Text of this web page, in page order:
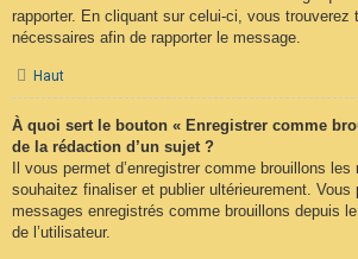
rapporter. En cliquant sur celui-ci, vous trouverez
nécessaires afin de rapporter le message.
Haut
À quoi sert le bouton « Enregistrer comme
de la rédaction d’un sujet ?
Il vous permet d’enregistrer comme brouillons
souhaitez finaliser et publier ultérieurement. Vous
messages enregistrés comme brouillons depuis
de l’utilisateur.